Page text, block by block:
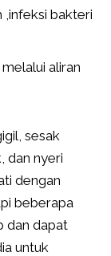
,infeksi bakteri
aliran
sesak
dan nyeri
dengan
beberapa
dan dapat
untuk